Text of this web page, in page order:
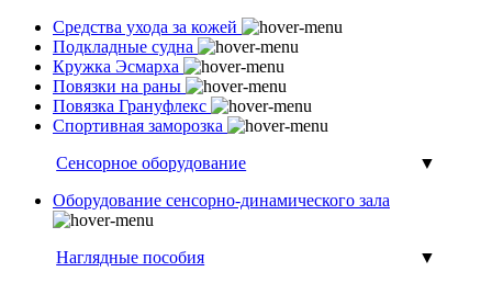
Средства ухода за кожей
Подкладные судна
Кружка Эсмарха
Повязки на раны
Повязка Грануфлекс
Спортивная заморозка
Сенсорное оборудование
▼
Оборудование сенсорно-динамического зала
Наглядные пособия
▼